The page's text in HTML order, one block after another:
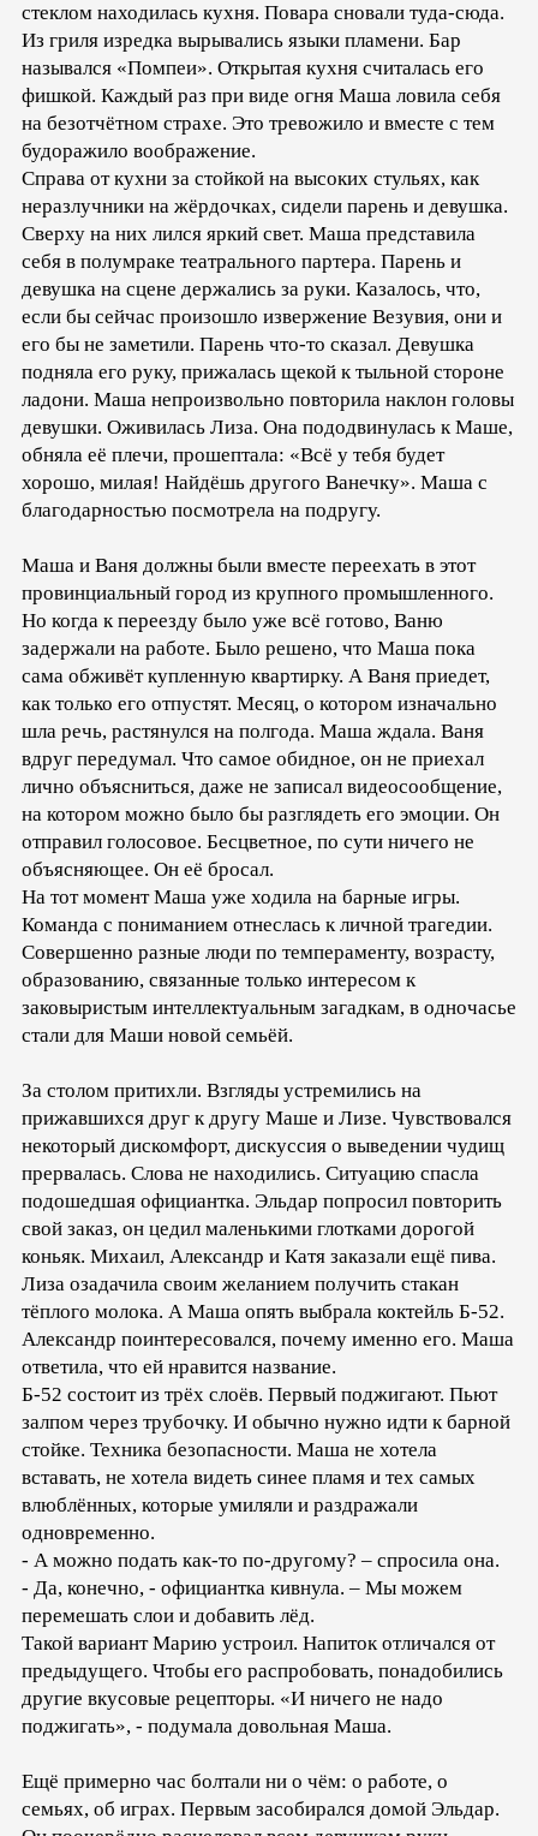
стеклом находилась кухня. Повара сновали туда-сюда.
Из гриля изредка вырывались языки пламени. Бар
назывался «Помпеи». Открытая кухня считалась его
фишкой. Каждый раз при виде огня Маша ловила себя
на безотчётном страхе. Это тревожило и вместе с тем
будоражило воображение.
Справа от кухни за стойкой на высоких стульях, как
неразлучники на жёрдочках, сидели парень и девушка.
Сверху на них лился яркий свет. Маша представила
себя в полумраке театрального партера. Парень и
девушка на сцене держались за руки. Казалось, что,
если бы сейчас произошло извержение Везувия, они и
его бы не заметили. Парень что-то сказал. Девушка
подняла его руку, прижалась щекой к тыльной стороне
ладони. Маша непроизвольно повторила наклон головы
девушки. Оживилась Лиза. Она пододвинулась к Маше,
обняла её плечи, прошептала: «Всё у тебя будет
хорошо, милая! Найдёшь другого Ванечку». Маша с
благодарностью посмотрела на подругу.
Маша и Ваня должны были вместе переехать в этот
провинциальный город из крупного промышленного.
Но когда к переезду было уже всё готово, Ваню
задержали на работе. Было решено, что Маша пока
сама обживёт купленную квартирку. А Ваня приедет,
как только его отпустят. Месяц, о котором изначально
шла речь, растянулся на полгода. Маша ждала. Ваня
вдруг передумал. Что самое обидное, он не приехал
лично объясниться, даже не записал видеосообщение,
на котором можно было бы разглядеть его эмоции. Он
отправил голосовое. Бесцветное, по сути ничего не
объясняющее. Он её бросал.
На тот момент Маша уже ходила на барные игры.
Команда с пониманием отнеслась к личной трагедии.
Совершенно разные люди по темпераменту, возрасту,
образованию, связанные только интересом к
заковыристым интеллектуальным загадкам, в одночасье
стали для Маши новой семьёй.
За столом притихли. Взгляды устремились на
прижавшихся друг к другу Маше и Лизе. Чувствовался
некоторый дискомфорт, дискуссия о выведении чудищ
прервалась. Слова не находились. Ситуацию спасла
подошедшая официантка. Эльдар попросил повторить
свой заказ, он цедил маленькими глотками дорогой
коньяк. Михаил, Александр и Катя заказали ещё пива.
Лиза озадачила своим желанием получить стакан
тёплого молока. А Маша опять выбрала коктейль Б-52.
Александр поинтересовался, почему именно его. Маша
ответила, что ей нравится название.
Б-52 состоит из трёх слоёв. Первый поджигают. Пьют
залпом через трубочку. И обычно нужно идти к барной
стойке. Техника безопасности. Маша не хотела
вставать, не хотела видеть синее пламя и тех самых
влюблённых, которые умиляли и раздражали
одновременно.
- А можно подать как-то по-другому? – спросила она.
- Да, конечно, - официантка кивнула. – Мы можем
перемешать слои и добавить лёд.
Такой вариант Марию устроил. Напиток отличался от
предыдущего. Чтобы его распробовать, понадобились
другие вкусовые рецепторы. «И ничего не надо
поджигать», - подумала довольная Маша.
Ещё примерно час болтали ни о чём: о работе, о
семьях, об играх. Первым засобирался домой Эльдар.